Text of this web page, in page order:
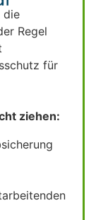
die
Regel
für
ziehen: